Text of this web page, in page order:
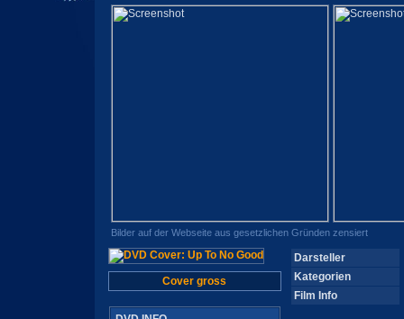
Bilder auf der Webseite aus gesetzlichen Gründen zensiert
Cover gross
Darsteller
Kategorien
Film Info